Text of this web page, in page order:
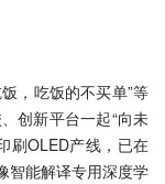
，吃饭的不买单”等
创新平台一起“向未
刷OLED产线，已在
智能解译专用深度学